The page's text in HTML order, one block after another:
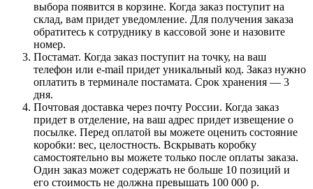
выбора появится в корзине. Когда заказ поступит на
склад, вам придет уведомление. Для получения заказа
обратитесь к сотруднику в кассовой зоне и назовите
номер.
Постамат. Когда заказ поступит на точку, на ваш
телефон или e-mail придет уникальный код. Заказ нужно
оплатить в терминале постамата. Срок хранения — 3
дня.
Почтовая доставка через почту России. Когда заказ
придет в отделение, на ваш адрес придет извещение о
посылке. Перед оплатой вы можете оценить состояние
коробки: вес, целостность. Вскрывать коробку
самостоятельно вы можете только после оплаты заказа.
Один заказ может содержать не больше 10 позиций и
его стоимость не должна превышать 100 000 р.